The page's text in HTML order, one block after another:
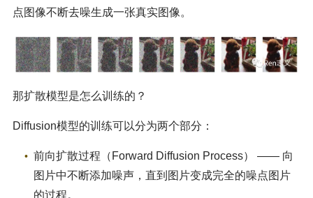
点图像不断去噪生成一张真实图像。
那扩散模型是怎么训练的？
Diffusion模型的训练可以分为两个部分：
前向扩散过程（Forward Diffusion Process） —— 向
图片中不断添加噪声，直到图片变成完全的噪点图片
的过程。